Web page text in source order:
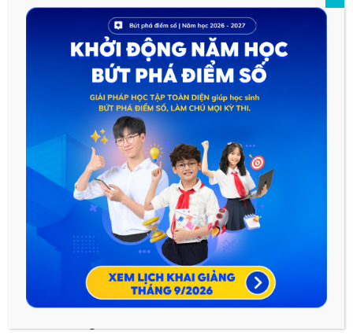
Tháo, là người có chí lớn, mưu cao, bao trùm trời đất
b. Về tính cách của 2 nhân vật
Lưu Bị thận trọng, khôn ngoan, khiêm tốn
Tào Tháo sắc sảo, thông minh nhưng tự phụ, không coi ai là
c. Cuộc tranh luận 2 nhân vật
Qua tranh luận, ta nhận ra cái “thần” của 2 nhân vật
Tác giả thể hiện thái độ “Tôn Lưu biếm Tào”
III. Tổng kết